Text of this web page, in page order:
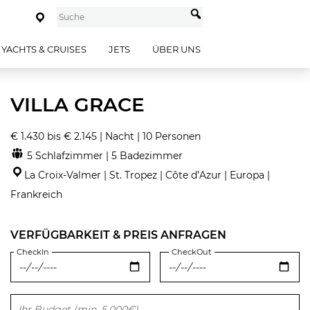
YACHTS & CRUISES JETS ÜBER UNS
VILLA GRACE
€ 1.430 bis € 2.145 | Nacht | 10 Personen
5 Schlafzimmer | 5 Badezimmer
La Croix-Valmer | St. Tropez | Côte d’Azur | Europa |
Frankreich
VERFÜGBARKEIT & PREIS ANFRAGEN
CheckIn CheckOut